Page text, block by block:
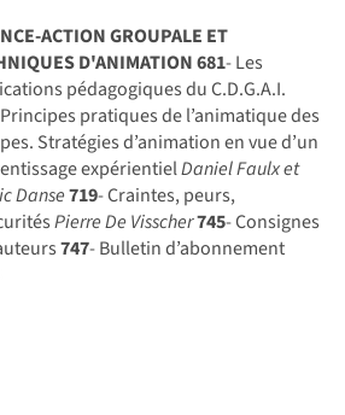
ACTION GROUPALE ET
D'ANIMATION681- Les
pédagogiques du C.D.G.A.I.
pratiques de l’animatique des
Stratégies d’animation en vue d’un
expérientielDaniel Faulx et
Danse719- Craintes, peurs,
Pierre De Visscher745- Consignes
747- Bulletin d’abonnement